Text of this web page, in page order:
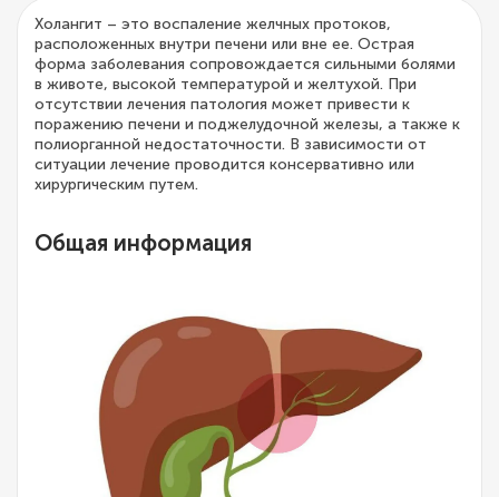
Холангит – это воспаление желчных протоков,
расположенных внутри печени или вне ее. Острая
форма заболевания сопровождается сильными болями
в животе, высокой температурой и желтухой. При
отсутствии лечения патология может привести к
поражению печени и поджелудочной железы, а также к
полиорганной недостаточности. В зависимости от
ситуации лечение проводится консервативно или
хирургическим путем.
Общая информация